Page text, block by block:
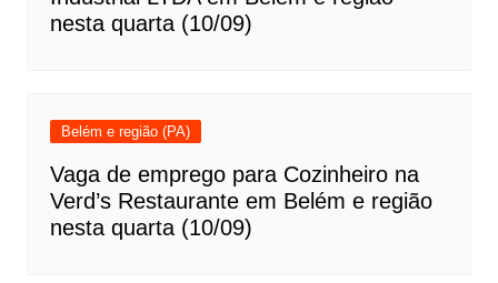
nesta quarta (10/09)
Belém e região (PA)
Vaga de emprego para Cozinheiro na
Verd’s Restaurante em Belém e região
nesta quarta (10/09)